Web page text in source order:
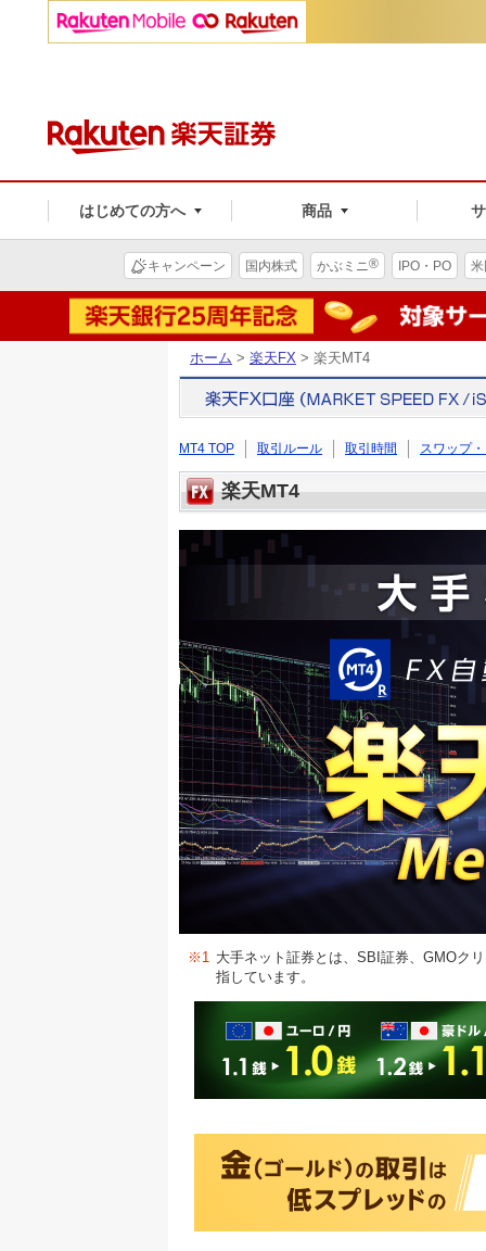
はじめての方へ 商品
キャンペーン 国内株式 かぶミニ® IPO・PO
ホーム > 楽天FX > 楽天MT4
MT4 TOP 取引ルール 取引時間 スワップ
楽天MT4
※1 大手ネット証券とは、SBI証券、GMOク
指しています。